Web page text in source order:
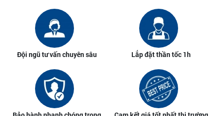
Đội ngũ tư vấn chuyên sâu Lắp đặt thần tốc 1h